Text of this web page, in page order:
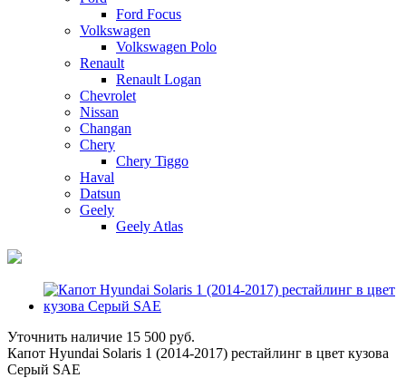
Ford Focus
Volkswagen
Volkswagen Polo
Renault
Renault Logan
Chevrolet
Nissan
Changan
Chery
Chery Tiggo
Haval
Datsun
Geely
Geely Atlas
Уточнить наличие 15 500 руб.
Капот Hyundai Solaris 1 (2014-2017) рестайлинг в цвет кузова
Серый SAE